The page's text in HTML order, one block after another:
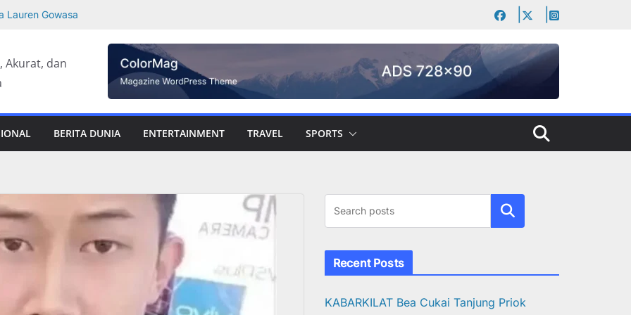
Lauren Gowasa
Motor
Bekas
Asahan
Pakistan dan
Online
Akurat, dan
BERITA DUNIA ENTERTAINMENT TRAVEL SPORTS
Cari
Recent Posts
KABARKILAT Bea Cukai Tanjung Priok